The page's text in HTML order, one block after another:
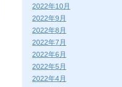
2022年10月
2022年9月
2022年8月
2022年7月
2022年6月
2022年5月
2022年4月